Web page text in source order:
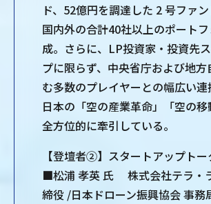
ド、52億円を調達した 2 号ファン
国内外の合計40社以上のポート
成。さらに、LP投資家・投資先
プに限らず、中央省庁および地
む多数のプレイヤーとの幅広い連
日本の「空の産業革命」「空の移
全方位的に牽引している。
【登壇者②】スタートアップトー
■松浦 孝英 氏 株式会社テラ・
締役 /日本ドローン振興協会 事務